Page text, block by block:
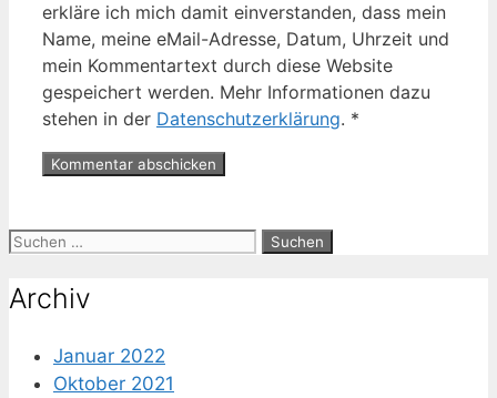
erkläre ich mich damit einverstanden, dass mein
Name, meine eMail-Adresse, Datum, Uhrzeit und
mein Kommentartext durch diese Website
gespeichert werden. Mehr Informationen dazu
stehen in der Datenschutzerklärung. *
Suche
Archiv
Januar 2022
Oktober 2021